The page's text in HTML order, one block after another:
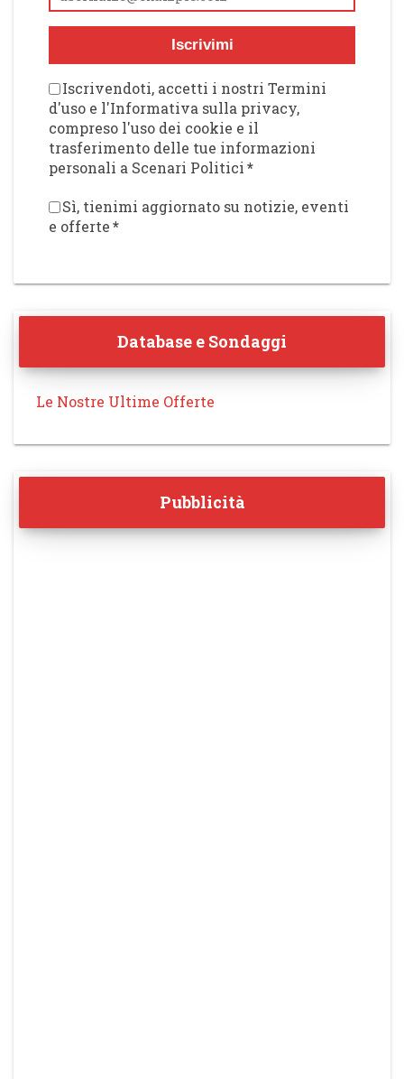
Iscrivimi
Iscrivendoti, accetti i nostri Termini
d'uso e l'Informativa sulla privacy,
compreso l'uso dei cookie e il
trasferimento delle tue informazioni
personali a Scenari Politici*
Sì, tienimi aggiornato su notizie, eventi
e offerte*
Database e Sondaggi
Le Nostre Ultime Offerte
Pubblicità